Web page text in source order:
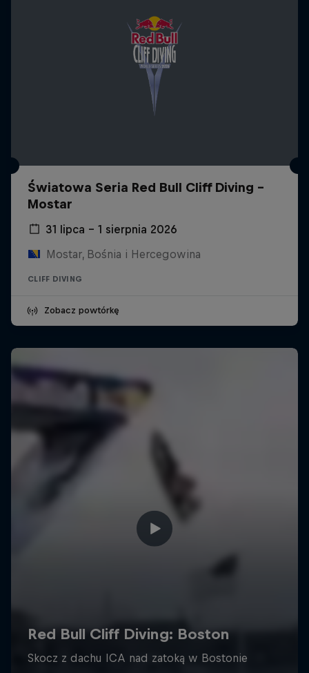
Światowa Seria Red Bull Cliff Diving -
Mostar
31 lipca – 1 sierpnia 2026
Mostar, Bośnia i Hercegowina
CLIFF DIVING
Zobacz powtórkę